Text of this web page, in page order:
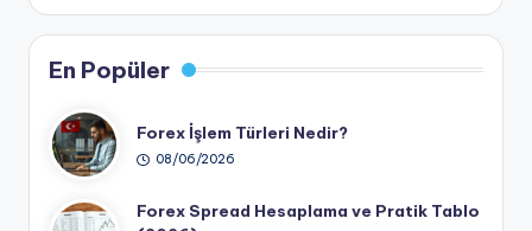
En Popüler
Forex İşlem Türleri Nedir?
08/06/2026
Forex Spread Hesaplama ve Pratik Tablo